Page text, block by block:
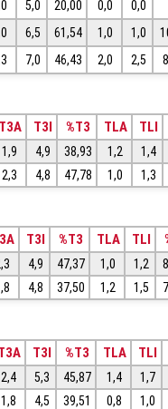
5,0 20,00 0,0
0,0
6,5 61,54 1,0 1,0
7,0 46,43 2,0 2,5
T3A T3I %T3 TLA TLI
1,9 4,9 38,93 1,2
1,4
2,3 4,8 47,78 1,0 1,3
T3I %T3 TLA TLI
4,9 47,37 1,0 1,2
4,8 37,50 1,2 1,5
T3I %T3 TLA TLI
2,4 5,3 45,87 1,4
1,7
1,8 4,5 39,51 0,8 1,0